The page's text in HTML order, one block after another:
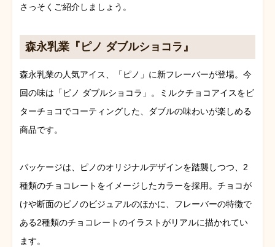
さっそくご紹介しましょう。
森永乳業『ピノ ダブルショコラ』
森永乳業の人気アイス、「ピノ」に新フレーバーが登場。今
回の味は「ピノ ダブルショコラ」。ミルクチョコアイスをビ
ターチョコでコーティングした、ダブルの味わいが楽しめる
商品です。
パッケージは、ピノのオリジナルデザインを踏襲しつつ、2
種類のチョコレートをイメージしたカラーを採用。チョコが
けや断面のピノのビジュアルのほかに、フレーバーの特徴で
ある2種類のチョコレートのイラストがリアルに描かれてい
ます。